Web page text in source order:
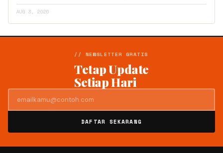
AUG 3, 2026
// NEWSLETTER GRATIS
Tetap Update
Setiap Hari
DAFTAR SEKARANG